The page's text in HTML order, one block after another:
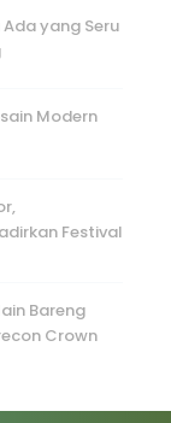
yang Seru
Modern
Festival
Bareng
Crown